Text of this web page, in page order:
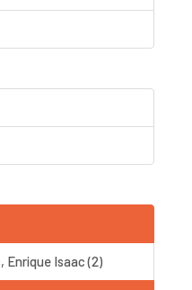
Enrique Isaac (2)